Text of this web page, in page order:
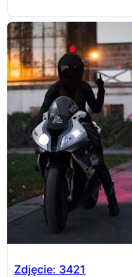
Zdjęcie: 3421